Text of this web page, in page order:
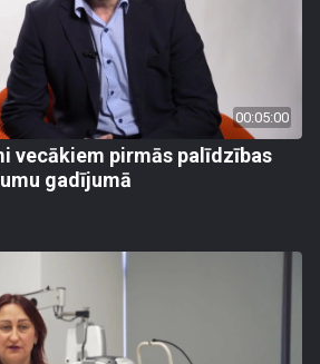
00:05:00
vecākiem pirmās palīdzības
gadījumā